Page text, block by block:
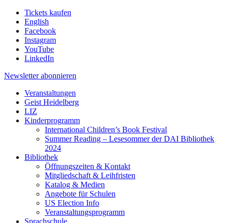
Tickets kaufen
English
Facebook
Instagram
YouTube
LinkedIn
Newsletter abonnieren
Veranstaltungen
Geist Heidelberg
LIZ
Kinderprogramm
International Children’s Book Festival
Summer Reading – Lesesommer der DAI Bibliothek
2024
Bibliothek
Öffnungszeiten & Kontakt
Mitgliedschaft & Leihfristen
Katalog & Medien
Angebote für Schulen
US Election Info
Veranstaltungsprogramm
Sprachschule